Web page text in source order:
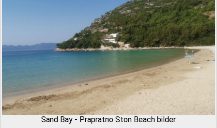
Sand Bay - Prapratno Ston Beach bilder